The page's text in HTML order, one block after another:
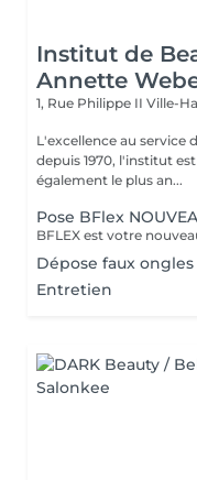
Institut de
Annette
1, Rue Philippe II Ville-
L'excellence au service de la beauté!
depuis 1970, l'institut
également le plus an...
Pose BFlex
Dépose faux
Entretien